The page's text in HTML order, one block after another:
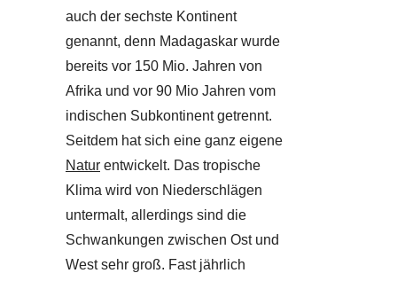
auch der sechste Kontinent
genannt, denn Madagaskar wurde
bereits vor 150 Mio. Jahren von
Afrika und vor 90 Mio Jahren vom
indischen Subkontinent getrennt.
Seitdem hat sich eine ganz eigene
Natur entwickelt. Das tropische
Klima wird von Niederschlägen
untermalt, allerdings sind die
Schwankungen zwischen Ost und
West sehr groß. Fast jährlich